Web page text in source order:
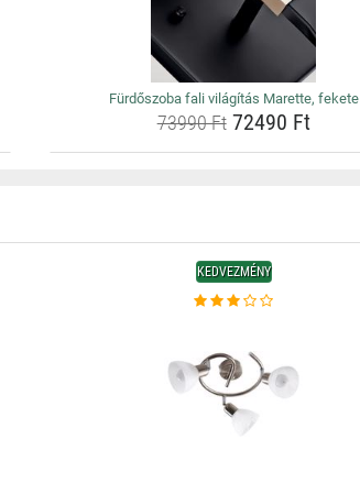
Fürdőszoba fali világítás Marette, fekete
73990 Ft72490 Ft
KEDVEZMÉNY